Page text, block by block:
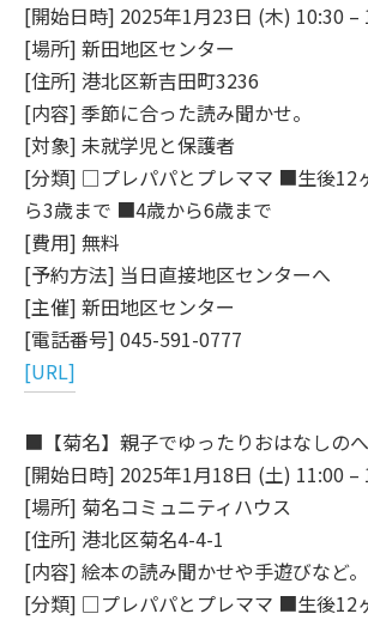
[開始日時] 2025年1月23日 (木) 10:30 –
[場所] 新田地区センター
[住所] 港北区新吉田町3236
[内容] 季節に合った読み聞かせ。
[対象] 未就学児と保護者
[分類] □プレパパとプレママ ■生後12
ら3歳まで ■4歳から6歳まで
[費用] 無料
[予約方法] 当日直接地区センターへ
[主催] 新田地区センター
[電話番号] 045-591-0777
[URL]
■【菊名】親子でゆったりおはなしの
[開始日時] 2025年1月18日 (土) 11:00 –
[場所] 菊名コミュニティハウス
[住所] 港北区菊名4-4-1
[内容] 絵本の読み聞かせや手遊びなど。
[分類] □プレパパとプレママ ■生後12